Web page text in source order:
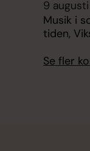
9
Musik i
tiden,
Se fler